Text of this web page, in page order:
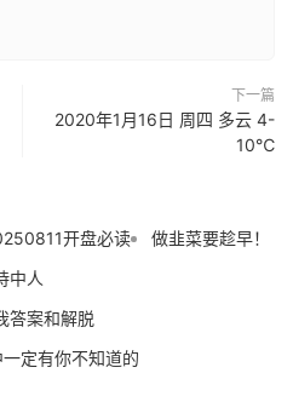
下一篇
2020年1月16日 周四 多云 4-
10℃
开盘必读
做韭菜要趁早！
中人
答案和解脱
定有你不知道的